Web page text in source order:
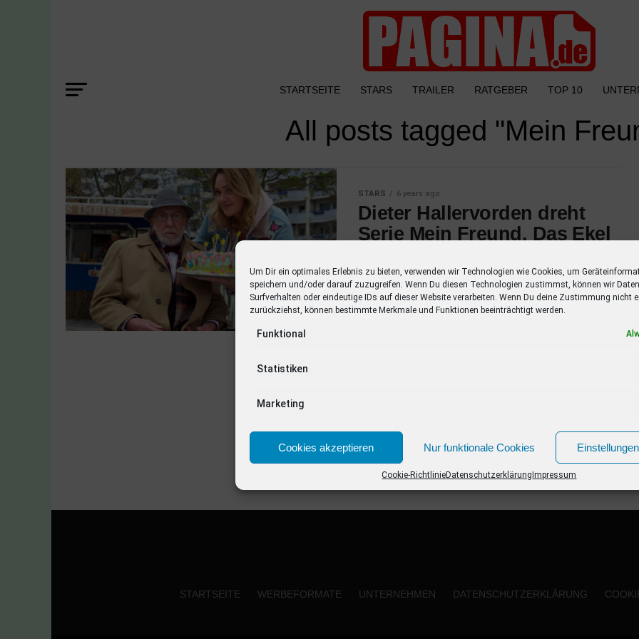
Um Dir ein optimales Erlebnis zu bieten, verwenden wir Technologien wie Cookies, um
speichern und/oder darauf zuzugreifen. Wenn Du diesen Technologien zustimmst, können wir
Surfverhalten oder eindeutige IDs auf dieser Website verarbeiten. Wenn Du deine Zustimmung nicht
zurückziehst, können bestimmte Merkmale und Funktionen beeinträchtigt werden.
Funktional
Statistiken
Marketing
Cookies akzeptieren Nur funktionale Cookies
Cookie-RichtlinieDatenschutzerklärung Impressum
STARTSEITE STARS TRAILER RATGEBER TOP 10
All posts tagged "Mein
STARS 6 years ago
Dieter Hallervorden dreht
Serie Mein Freund, Das Ekel
In Berlin dreht Dieter Hallervorden zusammen
mit Alwara Höfels die Serie zur
Erfolgskomödie Mein Freund, Das Ekel. Die
STARTSEITE WERBEFORMATE UNTERNEHMEN DATENSCHUTZERKLÄRUNG